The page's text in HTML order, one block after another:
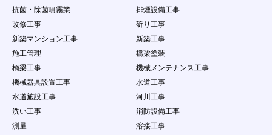
とができるものとします。ただし、当社は、当該デ
ータ等を掲載停止又は削除する義務を負うものでは
なく、データの削除及び利用制限等の処分につきま
しては当社の説明の義務を負わないものとします。
（２）
法律・規則・条例等の制定法に反する行為
（３）
第三者の個人情報を公開する行為
（４）
公序良俗に反する行為やコンテンツ閲覧者に
（５）
会員以外の自然人・法人・団体・組織等の第
抗菌・除菌噴霧業
排煙設備工事
改修工事
斫り工事
新築マンション工事
新築工事
施工管理
橋梁塗装
橋梁工事
機械メンテナンス工事
機械器具設置工事
水道工事
水道施設工事
河川工事
洗い工事
消防設備工事
測量
溶接工事